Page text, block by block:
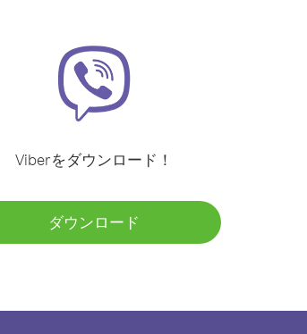
Viberをダウンロード！
ダウンロード